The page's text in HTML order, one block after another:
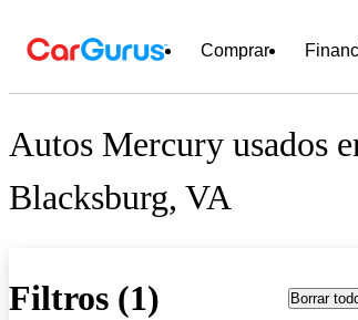
Comprar
Autos Mercury usados
Blacksburg, VA
Filtros (1) Borrar